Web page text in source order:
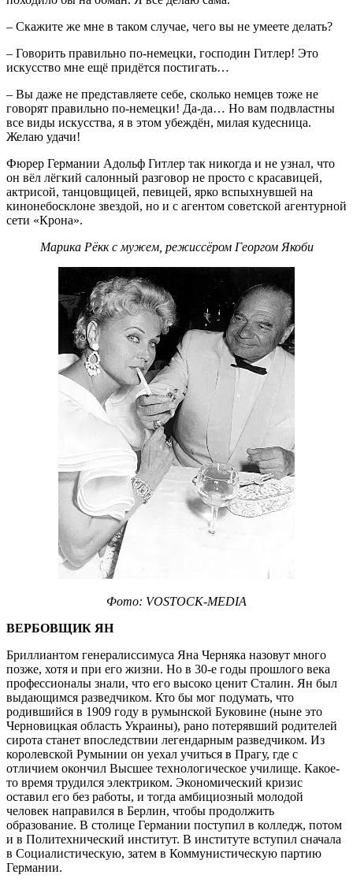
– Скажите же мне в таком случае, чего вы не умеете делать?
– Говорить правильно по-немецки, господин Гитлер! Это
искусство мне ещё придётся постигать…
– Вы даже не представляете себе, сколько немцев тоже не
говорят правильно по-немецки! Да-да… Но вам подвластны
все виды искусства, я в этом убеждён, милая кудесница.
Желаю удачи!
Фюрер Германии Адольф Гитлер так никогда и не узнал, что
он вёл лёгкий салонный разговор не просто с красавицей,
актрисой, танцовщицей, певицей, ярко вспыхнувшей на
кинонебосклоне звездой, но и с агентом советской агентурной
сети «Крона».
Марика Рёкк с мужем, режиссёром Георгом Якоби
Фото: VOSTOCK-MEDIA
ВЕРБОВЩИК ЯН
Бриллиантом генералиссимуса Яна Черняка назовут много
позже, хотя и при его жизни. Но в 30-е годы прошлого века
профессионалы знали, что его высоко ценит Сталин. Ян был
выдающимся разведчиком. Кто бы мог подумать, что
родившийся в 1909 году в румынской Буковине (ныне это
Черновицкая область Украины), рано потерявший родителей
сирота станет впоследствии легендарным разведчиком. Из
королевской Румынии он уехал учиться в Прагу, где с
отличием окончил Высшее технологическое училище. Какое-
то время трудился электриком. Экономический кризис
оставил его без работы, и тогда амбициозный молодой
человек направился в Берлин, чтобы продолжить
образование. В столице Германии поступил в колледж, потом
и в Политехнический институт. В институте вступил сначала
в Социалистическую, затем в Коммунистическую партию
Германии.